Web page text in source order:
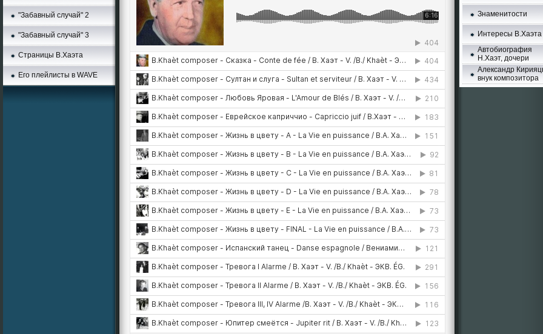
"Забавный случай" 2
"Забавный случай" 3
Страницы В.Хаэта
Его плейлисты в WAVE
Знаменитости
Интересы В.Хаэта
Автобиография
Н.Хаэт, дочери
Александр
внук композитора